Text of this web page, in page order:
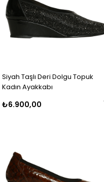
Siyah Taşlı Deri Dolgu Topuk
Kadın Ayakkabı
₺6.900,00